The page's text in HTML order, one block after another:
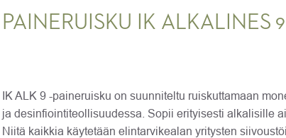
PAINERUISKU IK ALKALINES
IK ALK 9 -paineruisku on suunniteltu ruiskuttamaan
ja desinfiointiteollisuudessa. Sopii erityisesti alkalisille
Niitä kaikkia käytetään elintarvikealan yritysten